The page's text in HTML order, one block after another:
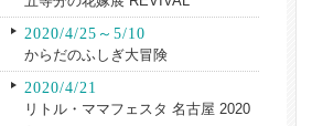
2020/4/25～5/10
からだのふしぎ大冒険
2020/4/21
リトル・ママフェスタ 名古屋 2020